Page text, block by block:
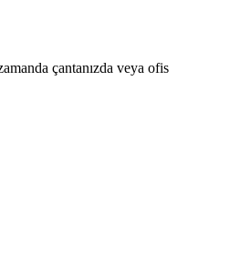
çantanızda veya ofis